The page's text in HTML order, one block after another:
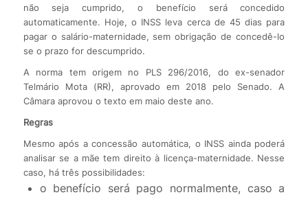
não seja cumprido, o benefício será concedido
automaticamente. Hoje, o INSS leva cerca de 45 dias para
pagar o salário-maternidade, sem obrigação de concedê-lo
se o prazo for descumprido.
A norma tem origem no PLS 296/2016, do ex-senador
Telmário Mota (RR), aprovado em 2018 pelo Senado. A
Câmara aprovou o texto em maio deste ano.
Regras
Mesmo após a concessão automática, o INSS ainda poderá
analisar se a mãe tem direito à licença-maternidade. Nesse
caso, há três possibilidades:
o benefício será pago normalmente, caso a